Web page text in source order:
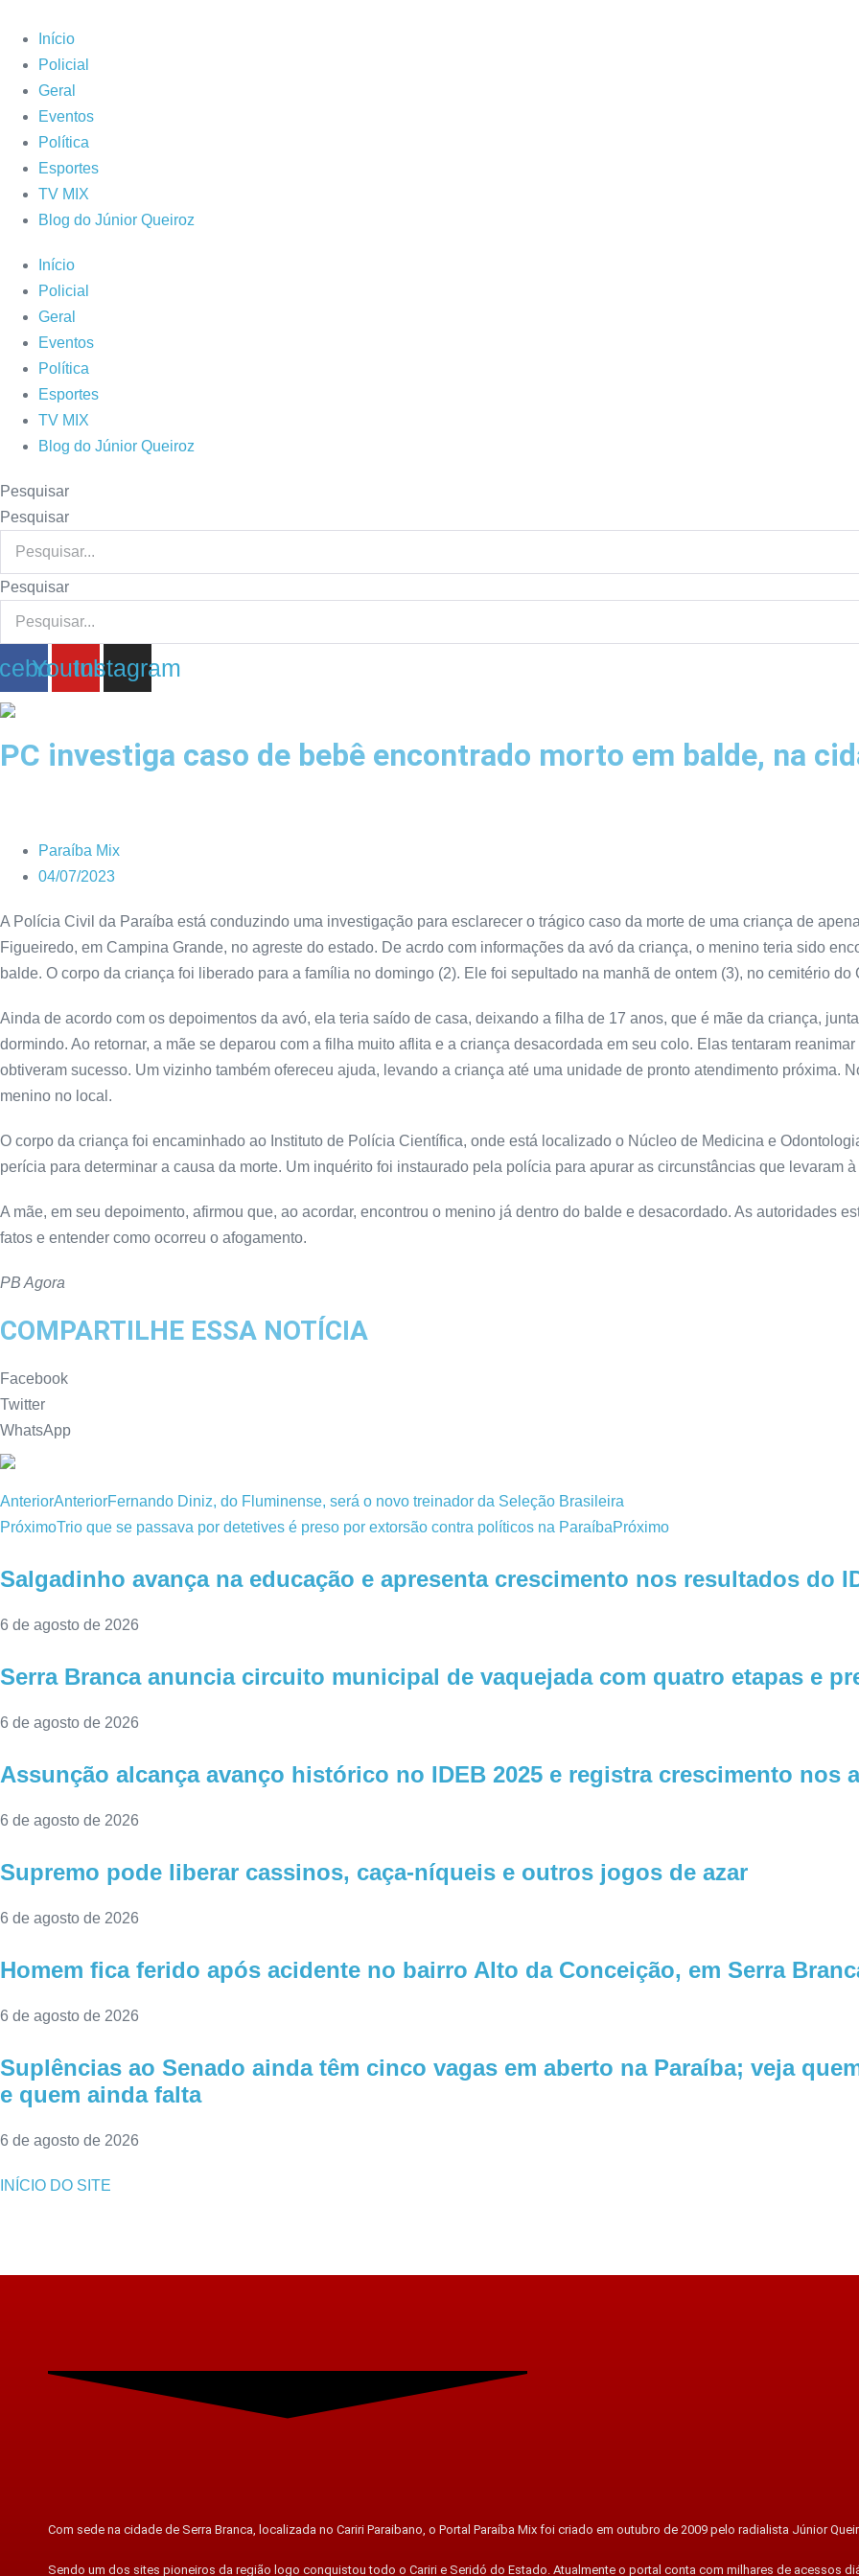
para
conteúdo
Início
Policial
Geral
Eventos
Política
Esportes
TV MIX
Blog do Júnior Queiroz
Início
Policial
Geral
Eventos
Política
Esportes
TV MIX
Blog do Júnior Queiroz
Pesquisar
Pesquisar
Pesquisar
YoutubeInstagram
PC investiga caso de bebê encontrado morto em balde, na
Paraíba Mix
04/07/2023
A Polícia Civil da Paraíba está conduzindo uma investigação para esclarecer o trágico caso da morte de uma criança de
Figueiredo, em Campina Grande, no agreste do estado. De acrdo com informações da avó da criança, o menino teria sido
balde. O corpo da criança foi liberado para a família no domingo (2). Ele foi sepultado na manhã de ontem (3), no cemitério do
Ainda de acordo com os depoimentos da avó, ela teria saído de casa, deixando a filha de 17 anos, que é mãe da criança,
dormindo. Ao retornar, a mãe se deparou com a filha muito aflita e a criança desacordada em seu colo. Elas tentaram
obtiveram sucesso. Um vizinho também ofereceu ajuda, levando a criança até uma unidade de pronto atendimento próxima.
menino no local.
O corpo da criança foi encaminhado ao Instituto de Polícia Científica, onde está localizado o Núcleo de Medicina e
perícia para determinar a causa da morte. Um inquérito foi instaurado pela polícia para apurar as circunstâncias que levaram
A mãe, em seu depoimento, afirmou que, ao acordar, encontrou o menino já dentro do balde e desacordado. As autoridades
fatos e entender como ocorreu o afogamento.
PB Agora
COMPARTILHE ESSA NOTÍCIA
Facebook
Twitter
WhatsApp
AnteriorAnteriorFernando Diniz, do Fluminense, será o novo treinador da Seleção Brasileira
PróximoTrio que se passava por detetives é preso por extorsão contra políticos na ParaíbaPróximo
Salgadinho avança na educação e apresenta crescimento nos resultados do
6 de agosto de 2026
Serra Branca anuncia circuito municipal de vaquejada com quatro etapas e
6 de agosto de 2026
Assunção alcança avanço histórico no IDEB 2025 e registra crescimento nos
6 de agosto de 2026
Supremo pode liberar cassinos, caça-níqueis e outros jogos de azar
6 de agosto de 2026
Homem fica ferido após acidente no bairro Alto da Conceição, em Serra
6 de agosto de 2026
Suplências ao Senado ainda têm cinco vagas em aberto na Paraíba; veja
e quem ainda falta
6 de agosto de 2026
INÍCIO DO SITE
Com sede na cidade de Serra Branca, localizada no Cariri Paraibano, o Portal Paraíba Mix foi criado em outubro de 2009 pelo radialista Júnior
Sendo um dos sites pioneiros da região logo conquistou todo o Cariri e Seridó do Estado. Atualmente o portal conta com milhares de acessos